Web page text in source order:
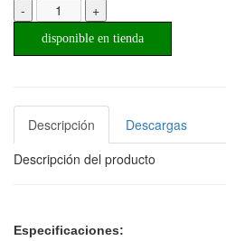
- +
disponible en tienda
Descripción
Descargas
Descripción del producto
Especificaciones: